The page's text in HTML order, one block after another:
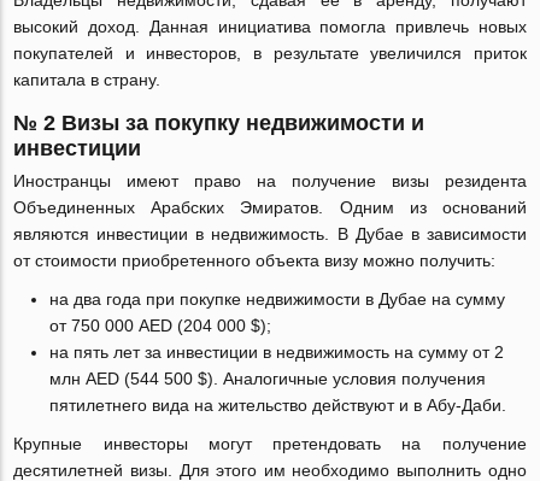
высокий доход. Данная инициатива помогла привлечь новых
покупателей и инвесторов, в результате увеличился приток
капитала в страну.
№ 2 Визы за покупку недвижимости и
инвестиции
Иностранцы имеют право на получение визы резидента
Объединенных Арабских Эмиратов. Одним из оснований
являются инвестиции в недвижимость. В Дубае в зависимости
от стоимости приобретенного объекта визу можно получить:
на два года при покупке недвижимости в Дубае на сумму
от 750 000 AED (204 000 $);
на пять лет за инвестиции в недвижимость на сумму от 2
млн AED (544 500 $). Аналогичные условия получения
пятилетнего вида на жительство действуют и в Абу-Даби.
Крупные инвесторы могут претендовать на получение
десятилетней визы. Для этого им необходимо выполнить одно